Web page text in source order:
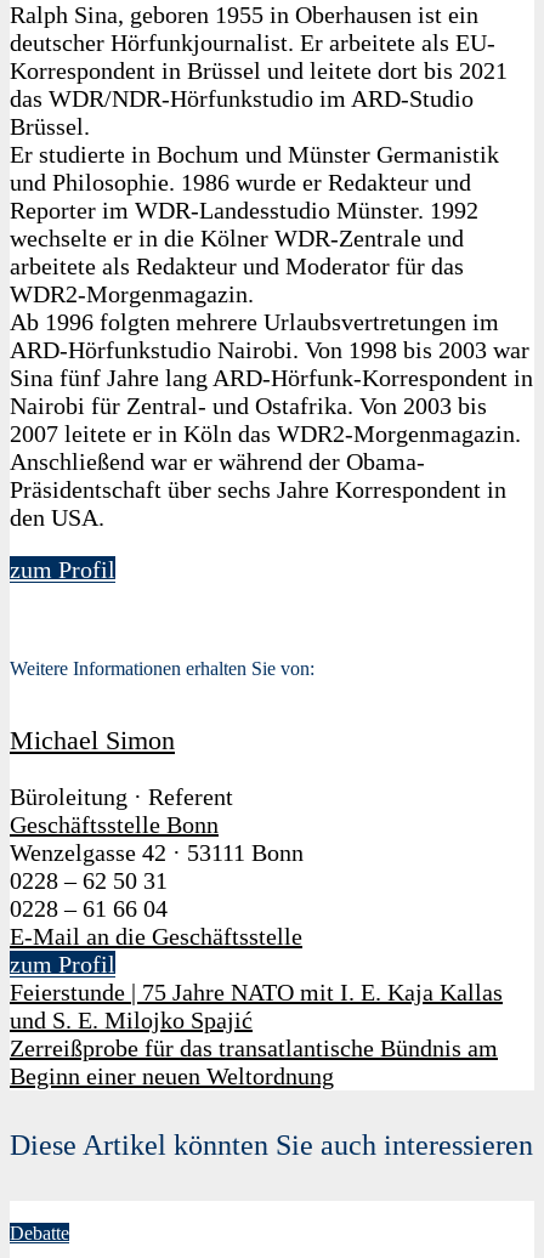
Ralph Sina, geboren 1955 in Oberhausen ist ein
deutscher Hörfunkjournalist. Er arbeitete als EU-
Korrespondent in Brüssel und leitete dort bis 2021
das WDR/NDR-Hörfunkstudio im ARD-Studio
Brüssel.
Er studierte in Bochum und Münster Germanistik
und Philosophie. 1986 wurde er Redakteur und
Reporter im WDR-Landesstudio Münster. 1992
wechselte er in die Kölner WDR-Zentrale und
arbeitete als Redakteur und Moderator für das
WDR2-Morgenmagazin.
Ab 1996 folgten mehrere Urlaubsvertretungen im
ARD-Hörfunkstudio Nairobi. Von 1998 bis 2003 war
Sina fünf Jahre lang ARD-Hörfunk-Korrespondent in
Nairobi für Zentral- und Ostafrika. Von 2003 bis
2007 leitete er in Köln das WDR2-Morgenmagazin.
Anschließend war er während der Obama-
Präsidentschaft über sechs Jahre Korrespondent in
den USA.
zum Profil
Weitere Informationen erhalten Sie von:
Michael Simon
Büroleitung · Referent
Geschäftsstelle Bonn
Wenzelgasse 42 · 53111 Bonn
0228 – 62 50 31
0228 – 61 66 04
E-Mail an die Geschäftsstelle
zum Profil
Feierstunde | 75 Jahre NATO mit I. E. Kaja Kallas
und S. E. Milojko Spajić
Zerreißprobe für das transatlantische Bündnis am
Beginn einer neuen Weltordnung
Diese Artikel könnten Sie auch interessieren
Debatte